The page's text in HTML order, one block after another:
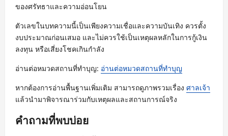
ของศรัทธาและความอ่อนโยน
ตัวเลขในบทความนี้เป็นเพียงความเชื่อและความบันเทิง ควรตั้ง
งบประมาณก่อนเสมอ และไม่ควรใช้เป็นเหตุผลหลักในการกู้เงิน
ลงทุน หรือเสี่ยงโชคเกินกำลัง
อ่านต่อหมวดสถานที่ทำบุญ: อ่านต่อหมวดสถานที่ทำบุญ
หากต้องการอ่านพื้นฐานเพิ่มเติม สามารถดูภาพรวมเรื่อง ศาลเจ้า
แล้วนำมาพิจารณาร่วมกับเหตุผลและสถานการณ์จริง
คำถามที่พบบ่อย